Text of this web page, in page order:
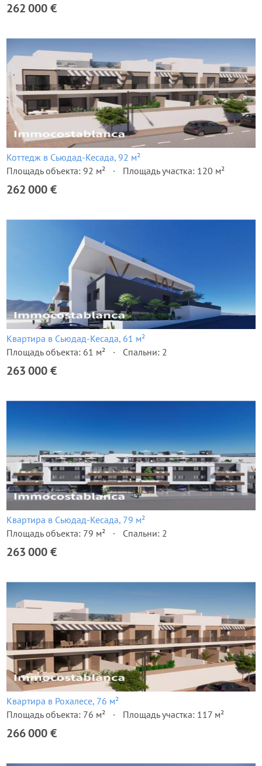
262 000 €
Коттедж в Сьюдад-Кесада, 92 м²
Площадь объекта: 92 м²
Площадь участка: 120 м²
262 000 €
Квартира в Сьюдад-Кесада, 61 м²
Площадь объекта: 61 м²
Спальни: 2
263 000 €
Квартира в Сьюдад-Кесада, 79 м²
Площадь объекта: 79 м²
Спальни: 2
263 000 €
Квартира в Рохалесе, 76 м²
Площадь объекта: 76 м²
Площадь участка: 117 м²
266 000 €